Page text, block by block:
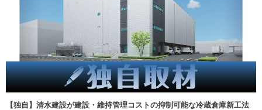
【独自】清水建設が建設・維持管理コストの抑制可能な冷蔵倉庫新工法